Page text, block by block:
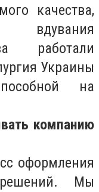
качества,
вдувания
работали
Украины
на
компанию
оформления
Мы